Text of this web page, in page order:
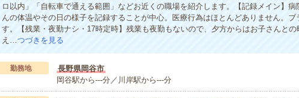
ロ以内」「自転車で通える範囲」などお近くの職場を紹介します。【記録メイン】
んの体温やその日の様子を記録することが中心。医療行為はほとんどありません。
す。【残業・夜勤ナシ・17時定時】残業も夜勤もないので、夕方からはお子さんと
え…つづきを見る
勤務地
長野県岡谷市
岡谷駅から---分／川岸駅から---分